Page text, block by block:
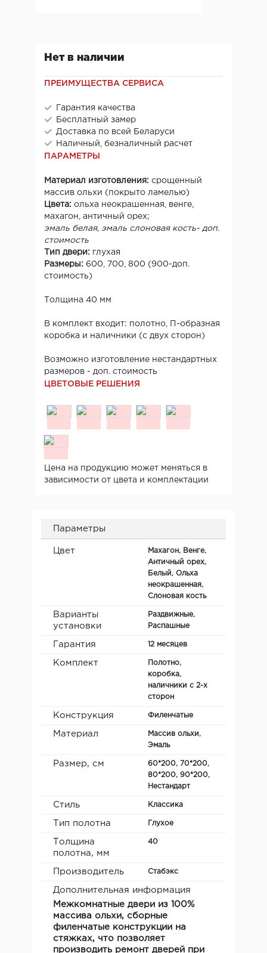
Нет в наличии
ПРЕИМУЩЕСТВА СЕРВИСА
Гарантия качества
Бесплатный замер
Доставка по всей Беларуси
Наличный, безналичный расчет
ПАРАМЕТРЫ
Материал изготовления: срощенный
массив ольхи (покрыто ламелью)
Цвета: ольха неокрашенная, венге,
махагон, античный орех;
эмаль белая, эмаль слоновая кость- доп.
стоимость
Тип двери: глухая
Размеры: 600, 700, 800 (900-доп.
стоимость)
Толщина 40 мм
В комплект входит: полотно, П-образная
коробка и наличники (с двух сторон)
Возможно изготовление нестандартных
размеров - доп. стоимость
ЦВЕТОВЫЕ РЕШЕНИЯ
Цена на продукцию может меняться в
зависимости от цвета и комплектации
Параметры
Цвет
Махагон, Венге,
Античный орех,
Белый, Ольха
неокрашенная,
Слоновая кость
Варианты
установки
Раздвижные,
Распашные
Гарантия 12 месяцев
Комплект
Полотно,
коробка,
наличники с 2-х
сторон
Конструкция Филенчатые
Материал
Массив ольхи,
Эмаль
Размер, см
60*200, 70*200,
80*200, 90*200,
Нестандарт
Стиль Классика
Тип полотна Глухое
Толщина
полотна, мм
40
Производитель Стабэкс
Дополнительная информация
Межкомнатные двери из 100%
массива ольхи, сборные
филенчатые конструкции на
стяжках, что позволяет
производить ремонт дверей при